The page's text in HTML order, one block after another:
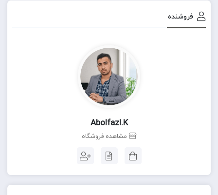
فروشنده
Abolfazl.k
مشاهده فروشگاه